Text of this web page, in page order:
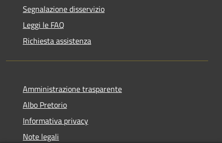
Segnalazione disservizio
Leggi le FAQ
Richiesta assistenza
Amministrazione trasparente
Albo Pretorio
Informativa privacy
Note legali